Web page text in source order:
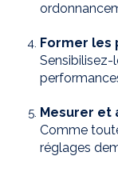
Former les
Sensibilisez-
Mesurer et
Comme
réglages